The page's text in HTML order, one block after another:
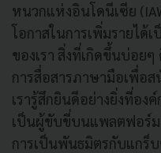
หนวกแห่งอินโดนีเซีย
โอกาสในการเพิ่มรายไ
ของเรา สิ่งที่เกิดขึ้นบ่อย
การสื่อสารภาษามือเพื่อ
เรารู้สึกยินดีอย่างยิ่งที่อง
เป็นผู้ขับขี่บนแพลตฟอร์ม
การเป็นพันธมิตรกับแกร็